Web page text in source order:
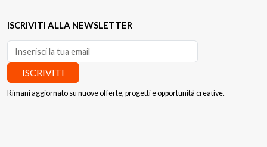
ISCRIVITI ALLA NEWSLETTER
ISCRIVITI
Rimani aggiornato su nuove offerte, progetti e opportunità creative.